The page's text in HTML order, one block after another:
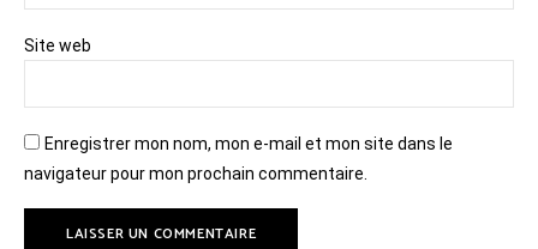
Site web
Enregistrer mon nom, mon e-mail et mon site dans le
navigateur pour mon prochain commentaire.